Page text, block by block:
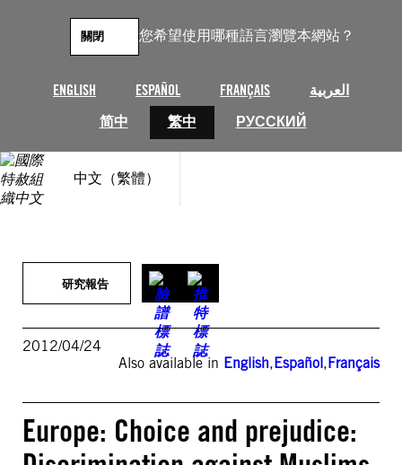
您希望使用哪種語言瀏覽本網站？
ENGLISH ESPAÑOL FRANÇAIS
العربية
简中
繁中 РУССКИЙ
關閉
中文（繁體）
研究報告
2012/04/24
Also available in English,Español,Français
Europe: Choice and prejudice: